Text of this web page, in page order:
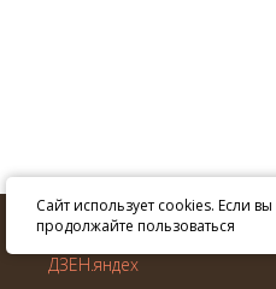
© ИП Крюкова Е.В. 2013–
Все права защищены.
ДЗЕН.яндех
Сайт использует cookies. Если
продолжайте пользоваться